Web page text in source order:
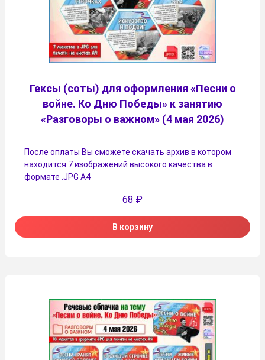
Гексы (соты) для оформления «Песни о
войне. Ко Дню Победы» к занятию
«Разговоры о важном» (4 мая 2026)
После оплаты Вы сможете скачать архив в котором
находится 7 изображений высокого качества в
формате .JPG А4
68 ₽
В корзину